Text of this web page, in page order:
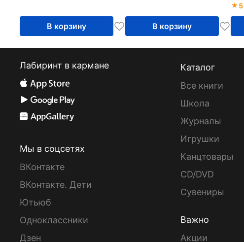
В корзину В корзину
5
Лабиринт в кармане
Мы в соцсетях
ВКонтакте
ВКонтакте. Дети
Ютьюб
Одноклассники
Дзен
Каталог
Все книги
Школа
Журналы
Игрушки
Канцтовары
CD/DVD
Сувениры
Важно
Акции